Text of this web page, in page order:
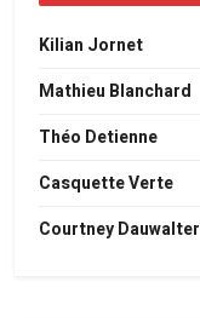
Kilian Jornet
Mathieu Blanchard
Théo Detienne
Casquette Verte
Courtney Dauwalter